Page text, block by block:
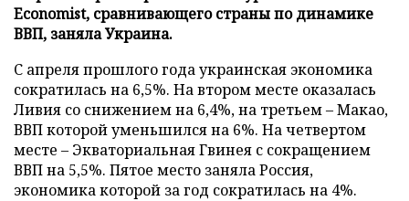
Economist, сравнивающего страны по динамике
ВВП, заняла Украина.
С апреля прошлого года украинская экономика
сократилась на 6,5%. На втором месте оказалась
Ливия со снижением на 6,4%, на третьем – Макао,
ВВП которой уменьшился на 6%. На четвертом
месте – Экваториальная Гвинея с сокращением
ВВП на 5,5%. Пятое место заняла Россия,
экономика которой за год сократилась на 4%.